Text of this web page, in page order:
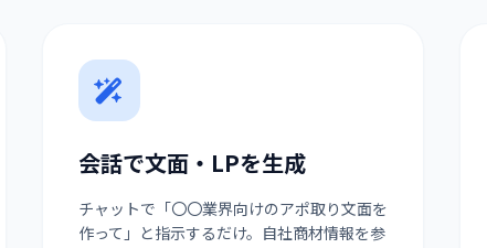
会話で文面・LPを生成
チャットで「〇〇業界向けのアポ取り文面を
作って」と指示するだけ。自社商材情報を参